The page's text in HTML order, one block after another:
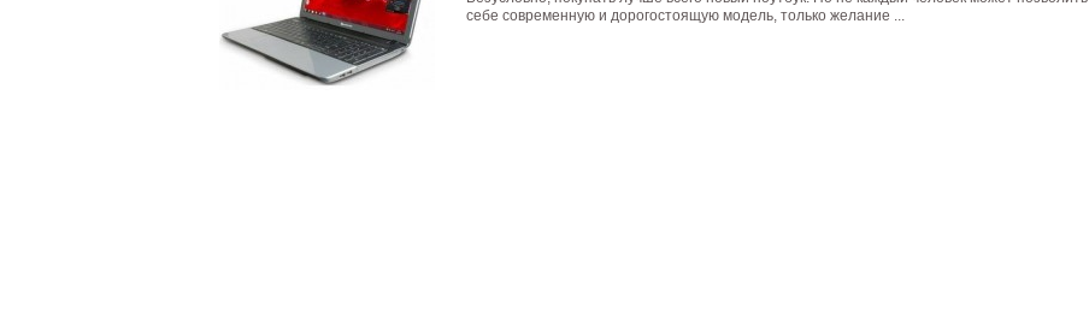
себе современную и дорогостоящую модель, только желание ...